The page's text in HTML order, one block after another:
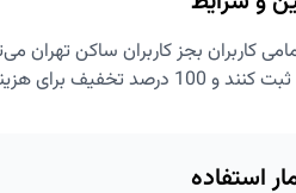
و 100 درصد تخفیف برای هزینه ارسال سفارش خود دریافت کنند.
استفاده